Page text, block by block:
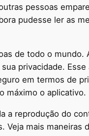
pessoas
pudesse ler as
de todo o mundo.
privacidade.
em termos de
máximo o aplicativo.
a reprodução do
mais maneiras